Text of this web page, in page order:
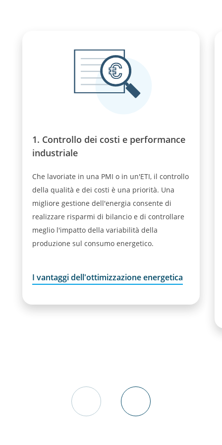
1. Controllo dei costi e performance
industriale
Che lavoriate in una PMI o in un'ETI, il controllo
della qualità e dei costi è una priorità. Una
migliore gestione dell'energia consente di
realizzare risparmi di bilancio e di controllare
meglio l'impatto della variabilità della
produzione sul consumo energetico.
I vantaggi dell'ottimizzazione energetica